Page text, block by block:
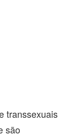
transsexuais
são